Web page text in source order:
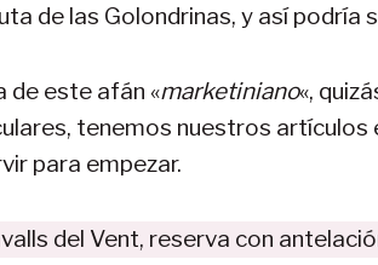
de las Golondrinas, y así podría
de este afán «marketiniano«,
tenemos nuestros
para empezar.
del Vent, reserva con